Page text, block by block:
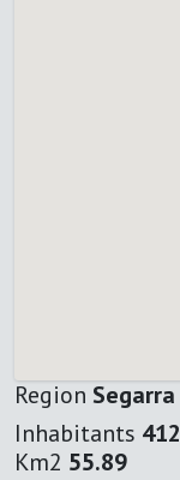
Region Segarra
Inhabitants 412
Km2 55.89